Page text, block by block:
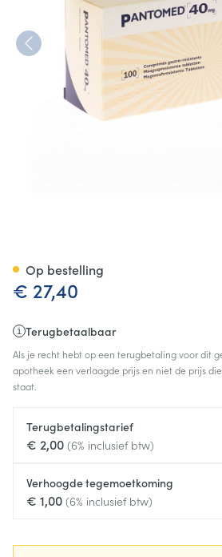
€ 27,40
Terugbetaalbaar
Als je recht hebt op een terugbetaling voor dit
apotheek een verlaagde prijs en niet de prijs
staat.
Terugbetalingstarief
€ 2,00 (6% inclusief btw)
Verhoogde tegemoetkoming
€ 1,00 (6% inclusief btw)
Op bestelling